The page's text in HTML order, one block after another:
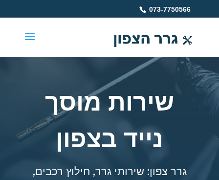
073-7750566
שירות מוסך
נייד בצפון
גרר צפון: שירותי גרר, חילוץ רכבים,